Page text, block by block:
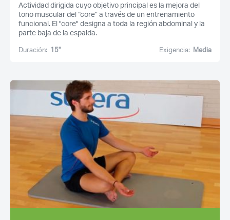
Actividad dirigida cuyo objetivo principal es la mejora del
tono muscular del “core” a través de un entrenamiento
funcional. El "core" designa a toda la región abdominal y la
parte baja de la espalda.
Duración: 15'' Exigencia: Media